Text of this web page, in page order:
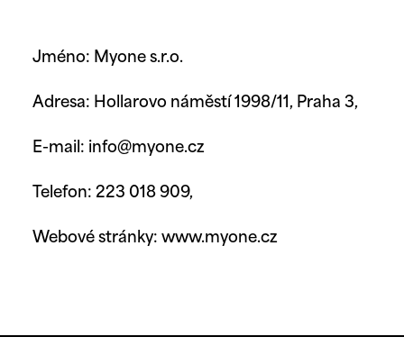
Jméno: Myone s.r.o.
Adresa: Hollarovo náměstí 1998/11, Praha 3,
E-mail: info@myone.cz
Telefon: 223 018 909,
Webové stránky: www.myone.cz